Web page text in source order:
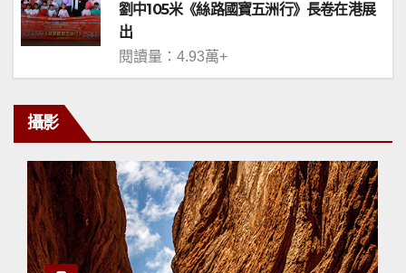
劉中105米《絲路國寶五洲行》長卷在港展
出
閱讀量：4.93萬+
攝影